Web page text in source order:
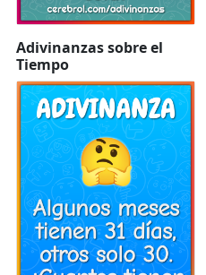
Adivinanzas sobre el
Tiempo